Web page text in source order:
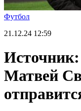
Футбол
21.12.24 12:59
Матвей